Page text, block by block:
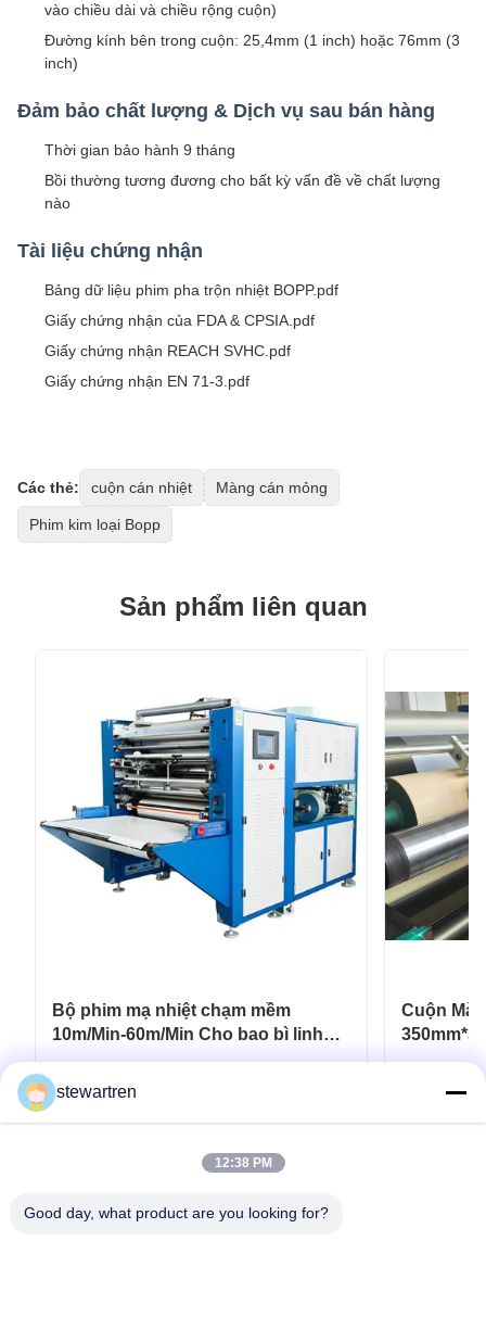
vào chiều dài và chiều rộng cuộn)
Đường kính bên trong cuộn: 25,4mm (1 inch) hoặc 76mm (3
inch)
Đảm bảo chất lượng & Dịch vụ sau bán hàng
Thời gian bảo hành 9 tháng
Bồi thường tương đương cho bất kỳ vấn đề về chất lượng
nào
Tài liệu chứng nhận
Bảng dữ liệu phim pha trộn nhiệt BOPP.pdf
Giấy chứng nhận của FDA & CPSIA.pdf
Giấy chứng nhận REACH SVHC.pdf
Giấy chứng nhận EN 71-3.pdf
Các thẻ: cuộn cán nhiệt Màng cán mỏng
Phim kim loại Bopp
Sản phẩm liên quan
Bộ phim mạ nhiệt chạm mềm
10m/Min-60m/Min Cho bao bì linh
hoạt
Nhận được giá tốt nhất
Cuộn
Carton In
stewartren
12:38 PM
Good day, what product are you looking for?